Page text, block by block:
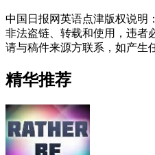
中国日报网英语点津版权说明
非法盗链、转载和使用，违者
请与稿件来源方联系，如产生
精华推荐